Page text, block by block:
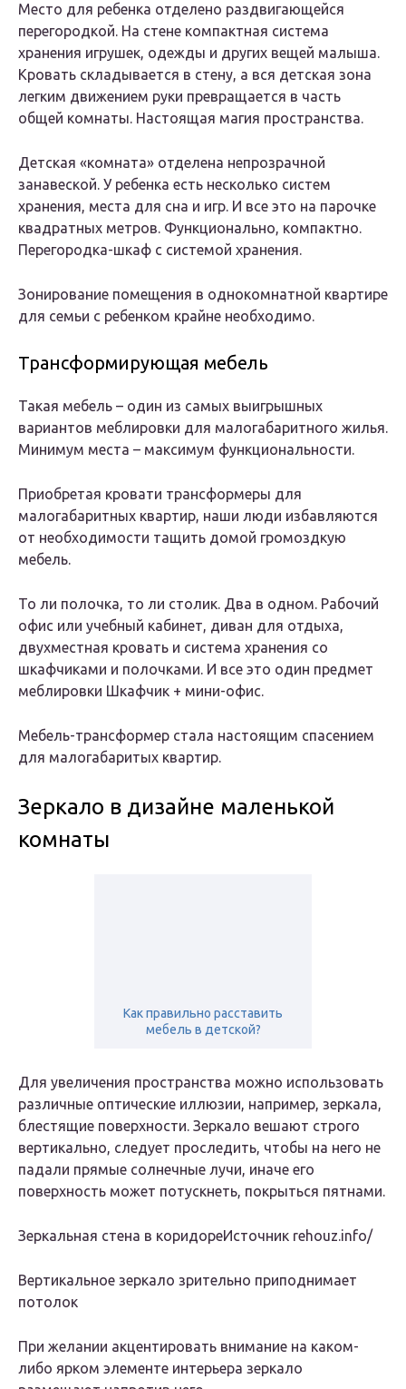
Место для ребенка отделено раздвигающейся
перегородкой. На стене компактная система
хранения игрушек, одежды и других вещей малыша.
Кровать складывается в стену, а вся детская зона
легким движением руки превращается в часть
общей комнаты. Настоящая магия пространства.
Детская «комната» отделена непрозрачной
занавеской. У ребенка есть несколько систем
хранения, места для сна и игр. И все это на парочке
квадратных метров. Функционально, компактно.
Перегородка-шкаф с системой хранения.
Зонирование помещения в однокомнатной квартире
для семьи с ребенком крайне необходимо.
Трансформирующая мебель
Такая мебель – один из самых выигрышных
вариантов меблировки для малогабаритного жилья.
Минимум места – максимум функциональности.
Приобретая кровати трансформеры для
малогабаритных квартир, наши люди избавляются
от необходимости тащить домой громоздкую
мебель.
То ли полочка, то ли столик. Два в одном. Рабочий
офис или учебный кабинет, диван для отдыха,
двухместная кровать и система хранения со
шкафчиками и полочками. И все это один предмет
меблировки Шкафчик + мини-офис.
Мебель-трансформер стала настоящим спасением
для малогабаритых квартир.
Зеркало в дизайне маленькой
комнаты
Как правильно расставить
мебель в детской?
Для увеличения пространства можно использовать
различные оптические иллюзии, например, зеркала,
блестящие поверхности. Зеркало вешают строго
вертикально, следует проследить, чтобы на него не
падали прямые солнечные лучи, иначе его
поверхность может потускнеть, покрыться пятнами.
Зеркальная стена в коридореИсточник rehouz.info/
Вертикальное зеркало зрительно приподнимает
потолок
При желании акцентировать внимание на каком-
либо ярком элементе интерьера зеркало